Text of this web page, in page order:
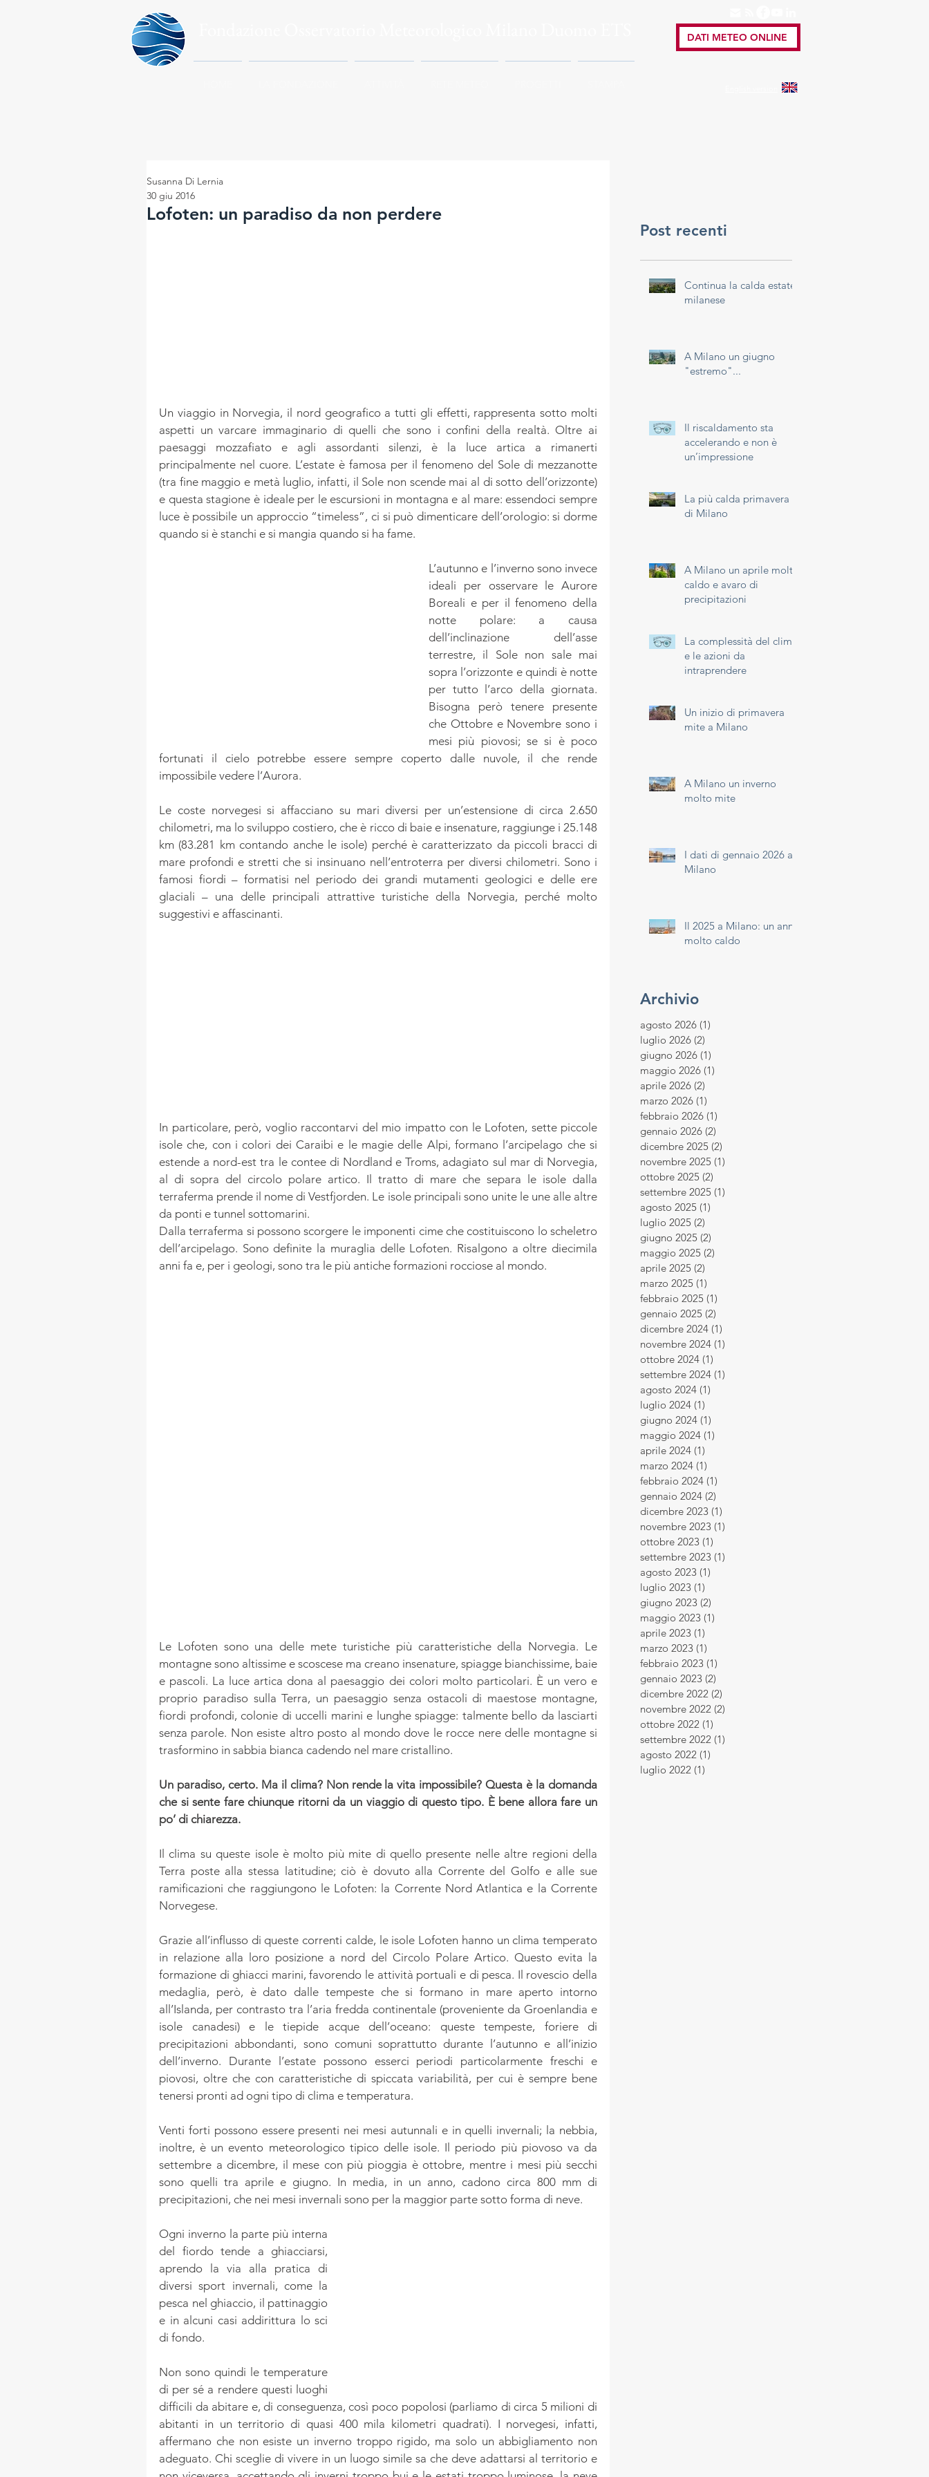
DATI METEO ONLINE
Lofoten: un paradiso da non perdere
Susanna Di Lernia
30 giu 2016
Un viaggio in Norvegia, il nord geografico a tutti gli effetti, rappresenta sotto molti
aspetti un varcare immaginario di quelli che sono i confini della realtà. Oltre ai
paesaggi mozzafiato e agli assordanti silenzi, è la luce artica a rimanerti
principalmente nel cuore. L’estate è famosa per il fenomeno del Sole di mezzanotte
(tra fine maggio e metà luglio, infatti, il Sole non scende mai al di sotto dell’orizzonte)
e questa stagione è ideale per le escursioni in montagna e al mare: essendoci sempre
luce è possibile un approccio “timeless”, ci si può dimenticare dell’orologio: si dorme
quando si è stanchi e si mangia quando si ha fame.
L’autunno e l’inverno sono invece
ideali per osservare le Aurore
Boreali e per il fenomeno della
notte polare: a causa
dell’inclinazione dell’asse
terrestre, il Sole non sale mai
sopra l’orizzonte e quindi è notte
per tutto l’arco della giornata.
Bisogna però tenere presente
che Ottobre e Novembre sono i
mesi più piovosi; se si è poco
fortunati il cielo potrebbe essere sempre coperto dalle nuvole, il che rende
impossibile vedere l’Aurora.
Le coste norvegesi si affacciano su mari diversi per un’estensione di circa 2.650
chilometri, ma lo sviluppo costiero, che è ricco di baie e insenature, raggiunge i 25.148
km (83.281 km contando anche le isole) perché è caratterizzato da piccoli bracci di
mare profondi e stretti che si insinuano nell’entroterra per diversi chilometri. Sono i
famosi fiordi – formatisi nel periodo dei grandi mutamenti geologici e delle ere
glaciali – una delle principali attrattive turistiche della Norvegia, perché molto
suggestivi e affascinanti.
In particolare, però, voglio raccontarvi del mio impatto con le Lofoten, sette piccole
isole che, con i colori dei Caraibi e le magie delle Alpi, formano l’arcipelago che si
estende a nord-est tra le contee di Nordland e Troms, adagiato sul mar di Norvegia,
al di sopra del circolo polare artico. Il tratto di mare che separa le isole dalla
terraferma prende il nome di Vestfjorden. Le isole principali sono unite le une alle altre
da ponti e tunnel sottomarini.
Dalla terraferma si possono scorgere le imponenti cime che costituiscono lo scheletro
dell’arcipelago. Sono definite la muraglia delle Lofoten. Risalgono a oltre diecimila
anni fa e, per i geologi, sono tra le più antiche formazioni rocciose al mondo.
Le Lofoten sono una delle mete turistiche più caratteristiche della Norvegia. Le
montagne sono altissime e scoscese ma creano insenature, spiagge bianchissime, baie
e pascoli. La luce artica dona al paesaggio dei colori molto particolari. È un vero e
proprio paradiso sulla Terra, un paesaggio senza ostacoli di maestose montagne,
fiordi profondi, colonie di uccelli marini e lunghe spiagge: talmente bello da lasciarti
senza parole. Non esiste altro posto al mondo dove le rocce nere delle montagne si
trasformino in sabbia bianca cadendo nel mare cristallino.
Un paradiso, certo. Ma il clima? Non rende la vita impossibile? Questa è la domanda
che si sente fare chiunque ritorni da un viaggio di questo tipo. È bene allora fare un
po’ di chiarezza.
Il clima su queste isole è molto più mite di quello presente nelle altre regioni della
Terra poste alla stessa latitudine; ciò è dovuto alla Corrente del Golfo e alle sue
ramificazioni che raggiungono le Lofoten: la Corrente Nord Atlantica e la Corrente
Norvegese.
Grazie all’influsso di queste correnti calde, le isole Lofoten hanno un clima temperato
in relazione alla loro posizione a nord del Circolo Polare Artico. Questo evita la
formazione di ghiacci marini, favorendo le attività portuali e di pesca. Il rovescio della
medaglia, però, è dato dalle tempeste che si formano in mare aperto intorno
all’Islanda, per contrasto tra l’aria fredda continentale (proveniente da Groenlandia e
isole canadesi) e le tiepide acque dell’oceano: queste tempeste, foriere di
precipitazioni abbondanti, sono comuni soprattutto durante l’autunno e all’inizio
dell’inverno. Durante l’estate possono esserci periodi particolarmente freschi e
piovosi, oltre che con caratteristiche di spiccata variabilità, per cui è sempre bene
tenersi pronti ad ogni tipo di clima e temperatura.
Venti forti possono essere presenti nei mesi autunnali e in quelli invernali; la nebbia,
inoltre, è un evento meteorologico tipico delle isole. Il periodo più piovoso va da
settembre a dicembre, il mese con più pioggia è ottobre, mentre i mesi più secchi
sono quelli tra aprile e giugno. In media, in un anno, cadono circa 800 mm di
precipitazioni, che nei mesi invernali sono per la maggior parte sotto forma di neve.
Ogni inverno la parte più interna
del fiordo tende a ghiacciarsi,
aprendo la via alla pratica di
diversi sport invernali, come la
pesca nel ghiaccio, il pattinaggio
e in alcuni casi addirittura lo sci
di fondo.
Non sono quindi le temperature
di per sé a rendere questi luoghi
difficili da abitare e, di conseguenza, così poco popolosi (parliamo di circa 5 milioni di
abitanti in un territorio di quasi 400 mila kilometri quadrati). I norvegesi, infatti,
affermano che non esiste un inverno troppo rigido, ma solo un abbigliamento non
adeguato. Chi sceglie di vivere in un luogo simile sa che deve adattarsi al territorio e
Post recenti
Continua la calda estate
milanese
A Milano un giugno
"estremo"...
Il riscaldamento sta
accelerando e non è
un’impressione
La più calda primavera
di Milano
A Milano un aprile molto
caldo e avaro di
precipitazioni
La complessità del clima
e le azioni da
intraprendere
Un inizio di primavera
mite a Milano
A Milano un inverno
molto mite
I dati di gennaio 2026 a
Milano
Il 2025 a Milano: un anno
molto caldo
Archivio
agosto 2026 (1)
luglio 2026 (2)
giugno 2026 (1)
maggio 2026 (1)
aprile 2026 (2)
marzo 2026 (1)
febbraio 2026 (1)
gennaio 2026 (2)
dicembre 2025 (2)
novembre 2025 (1)
ottobre 2025 (2)
settembre 2025 (1)
agosto 2025 (1)
luglio 2025 (2)
giugno 2025 (2)
maggio 2025 (2)
aprile 2025 (2)
marzo 2025 (1)
febbraio 2025 (1)
gennaio 2025 (2)
dicembre 2024 (1)
novembre 2024 (1)
ottobre 2024 (1)
settembre 2024 (1)
agosto 2024 (1)
luglio 2024 (1)
giugno 2024 (1)
maggio 2024 (1)
aprile 2024 (1)
marzo 2024 (1)
febbraio 2024 (1)
gennaio 2024 (2)
dicembre 2023 (1)
novembre 2023 (1)
ottobre 2023 (1)
settembre 2023 (1)
agosto 2023 (1)
luglio 2023 (1)
giugno 2023 (2)
maggio 2023 (1)
aprile 2023 (1)
marzo 2023 (1)
febbraio 2023 (1)
gennaio 2023 (2)
dicembre 2022 (2)
novembre 2022 (2)
ottobre 2022 (1)
settembre 2022 (1)
agosto 2022 (1)
luglio 2022 (1)